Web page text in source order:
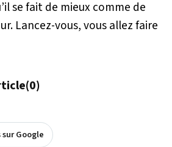
se fait de mieux comme de
Lancez-vous, vous allez faire
(0)
Google